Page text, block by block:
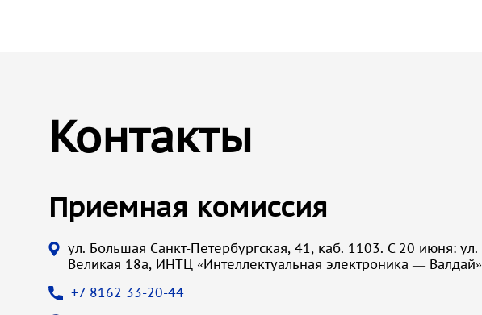
Контакты
Приемная комиссия
ул. Большая Санкт-Петербургская, 41, каб. 1103. С 20 июня: ул.
Великая 18а, ИНТЦ «Интеллектуальная электроника — Валдай»
+7 8162 33-20-44